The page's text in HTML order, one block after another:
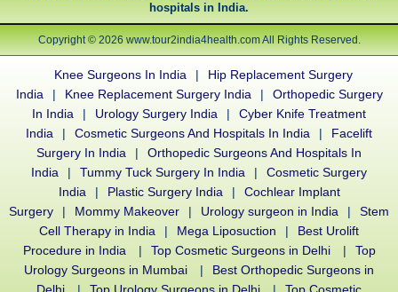
hospitals in India.
Copyright © 2026 www.tour2india4health.com All Rights Reserved.
Knee Surgeons In India |
Hip Replacement Surgery
India
| Knee Replacement Surgery India |
Orthopedic Surgery
In India
| Urology Surgery India |
Cyber Knife Treatment
India
| Cosmetic Surgeons And Hospitals In India |
Facelift
Surgery In India
|
Orthopedic Surgeons And Hospitals In
India
| Tummy Tuck Surgery In India |
Cosmetic Surgery
India
| Plastic Surgery India |
Cochlear Implant
Surgery
| Mommy Makeover | Urology surgeon in India |
Stem
Cell Therapy in India
| Mega Liposuction |
Best Urolift
Procedure in India
| Top Cosmetic Surgeons in Delhi |
Top
Urology Surgeons in Mumbai
|
Best Orthopedic Surgeons in